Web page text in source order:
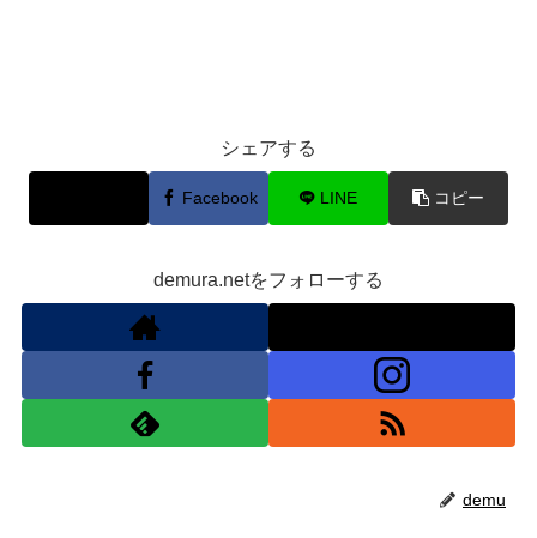
シェアする
Facebook LINE コピー
demura.netをフォローする
demu